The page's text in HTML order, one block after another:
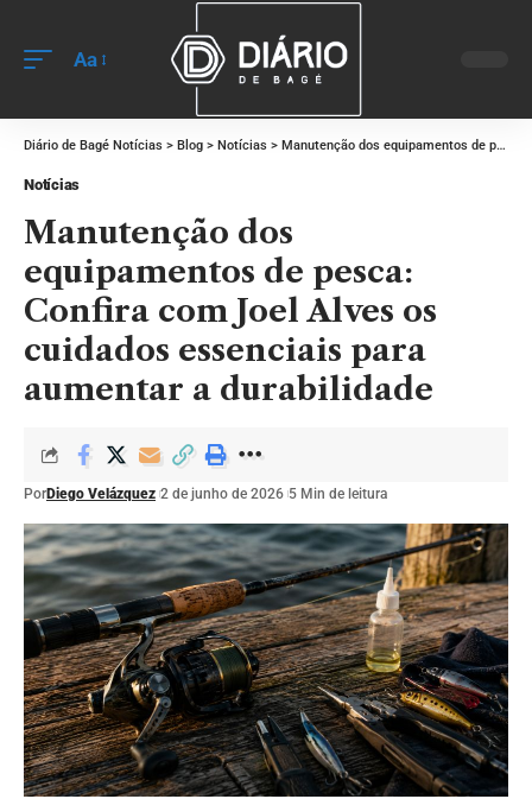
Aa
Diário de Bagé Notícias > Blog > Notícias > Manutenção dos equipamentos de pesca: Confira com Joel Alves os cuidados essenciais para aumentar a durabilidade
Notícias
Manutenção dos
equipamentos de pesca:
Confira com Joel Alves os
cuidados essenciais para
aumentar a durabilidade
PorDiego Velázquez 2 de junho de 2026 5 Min de leitura